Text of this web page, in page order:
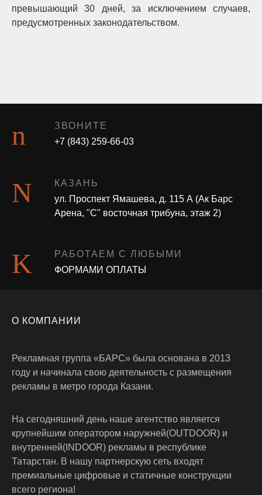
превышающий 30 дней, за исключением случаев,
предусмотренных законодательством.
ЗВОНИТЕ
+7 (843) 259-66-03
КАЗАНЬ
ул. Проспект Ямашева, д. 115 А (Ак Барс
Арена, "С" восточная трибуна, этаж 2)
РАБОТАЕМ С ЛЮБЫМИ
ФОРМАМИ ОПЛАТЫ
О КОМПАНИИ
Рекламная группа «БАРС» была основана в 2013
году и начинала свою деятельность с размещения
рекламы в метро города Казани.
На сегодняшний день наше агентство является
крупнейшим оператором наружней(OUTDOOR) и
внутренней(INDOOR) рекламы в республике
Татарстан. В нашу партнерскую сеть входят
премиальные цифровые и статичные конструкции
всего региона!